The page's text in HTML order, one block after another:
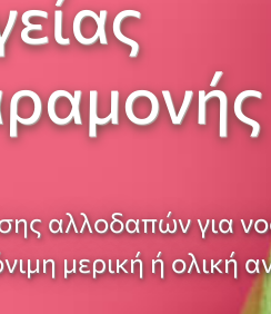
αλλοδαπών για
μερική ή ολική